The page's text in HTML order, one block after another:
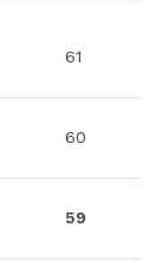
61
60
59